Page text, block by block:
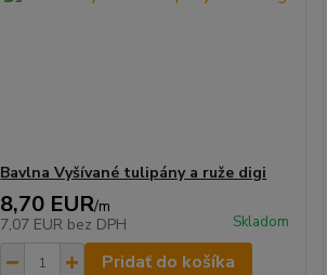
Bavlna Vyšívané tulipány a ruže digi
8,70 EUR/m
7,07 EUR bez DPH Skladom
Pridať do košíka